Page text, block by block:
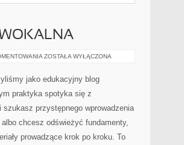
NAGRYWANIE
WOKALNA
ZOSTAŁA WYŁĄCZONA
jako edukacyjny blog
praktyka spotyka się z
przystępnego wprowadzenia
chcesz odświeżyć fundamenty,
prowadzące krok po kroku. To